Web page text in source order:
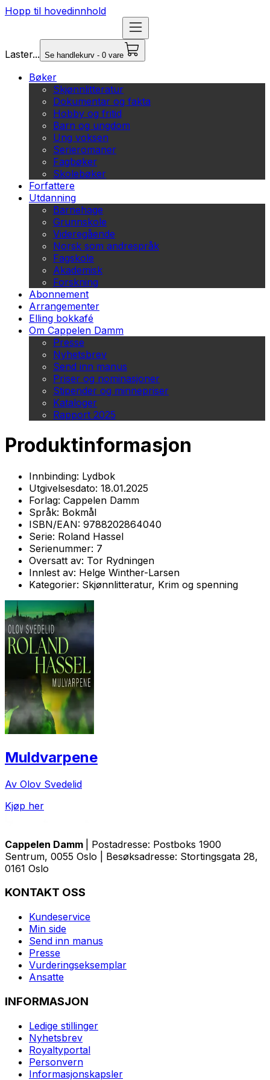
Hopp til hovedinnhold
Laster... Se handlekurv - 0 vare
Bøker
Skjønnlitteratur
Dokumentar og fakta
Hobby og fritid
Barn og ungdom
Ung voksen
Serieromaner
Fagbøker
Skolebøker
Forfattere
Utdanning
Barnehage
Grunnskole
Videregående
Norsk som andrespråk
Fagskole
Akademisk
Forskning
Abonnement
Arrangementer
Elling bokkafé
Om Cappelen Damm
Presse
Nyhetsbrev
Send inn manus
Priser og nominasjoner
Stipender og minnepriser
Kataloger
Rapport 2025
Produktinformasjon
Innbinding: Lydbok
Utgivelsesdato: 18.01.2025
Forlag: Cappelen Damm
Språk: Bokmål
ISBN/EAN: 9788202864040
Serie: Roland Hassel
Serienummer: 7
Oversatt av: Tor Rydningen
Innlest av: Helge Winther-Larsen
Kategorier: Skjønnlitteratur, Krim og spenning
Muldvarpene
Av Olov Svedelid
Kjøp her
Cappelen Damm
| Postadresse: Postboks 1900
Sentrum, 0055 Oslo | Besøksadresse: Stortingsgata 28,
0161 Oslo
KONTAKT OSS
Kundeservice
Min side
Send inn manus
Presse
Vurderingseksemplar
Ansatte
INFORMASJON
Ledige stillinger
Nyhetsbrev
Royaltyportal
Personvern
Informasjonskapsler